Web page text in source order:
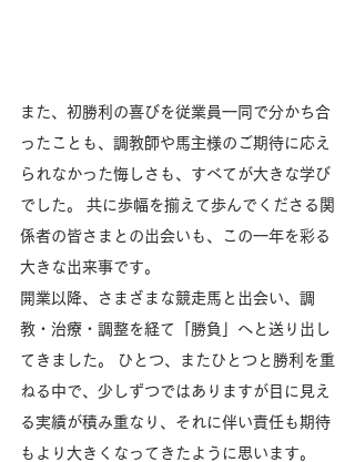
また、初勝利の喜びを従業員一同で分かち合
ったことも、調教師や馬主様のご期待に応え
られなかった悔しさも、すべてが大きな学び
でした。 共に歩幅を揃えて歩んでくださる関
係者の皆さまとの出会いも、この一年を彩る
大きな出来事です。
開業以降、さまざまな競走馬と出会い、調
教・治療・調整を経て「勝負」へと送り出し
てきました。 ひとつ、またひとつと勝利を重
ねる中で、少しずつではありますが目に見え
る実績が積み重なり、それに伴い責任も期待
もより大きくなってきたように思います。